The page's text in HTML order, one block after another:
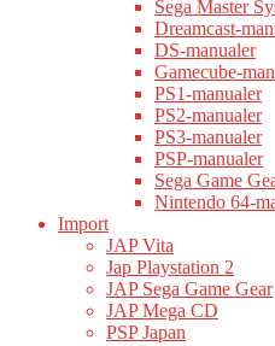
Sega Master
Dreamcast-
DS-manualer
Gamecube-
PS1-manualer
PS2-manualer
PS3-manualer
PSP-manualer
Sega Game
Nintendo 64-
Import
JAP Vita
Jap Playstation 2
JAP Sega Game Gear
JAP Mega CD
PSP Japan